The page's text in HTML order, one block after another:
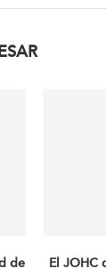
de El JOHC